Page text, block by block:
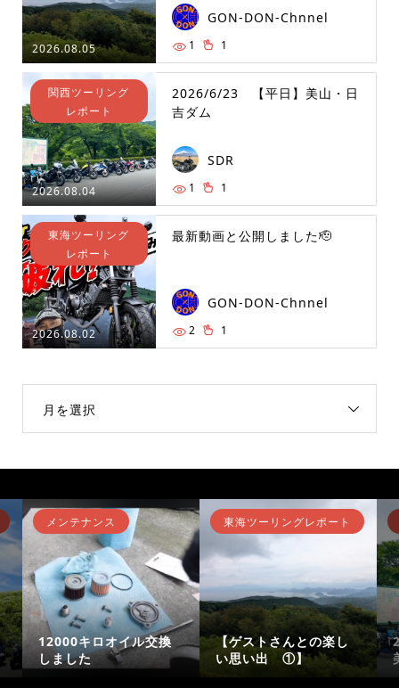
2026.08.05
GON-DON-Chnnel
1 1
2026.08.04
関西ツーリング
レポート
2026/6/23 【平日】美山・日
吉ダム
SDR
1 1
2026.08.02
東海ツーリング
レポート
最新動画と公開しました🫡
GON-DON-Chnnel
2 1
月を選択
メンテナンス
12000キロオイル交換
しました
東海ツーリングレポート
【ゲストさんとの楽し
い思い出 ①】